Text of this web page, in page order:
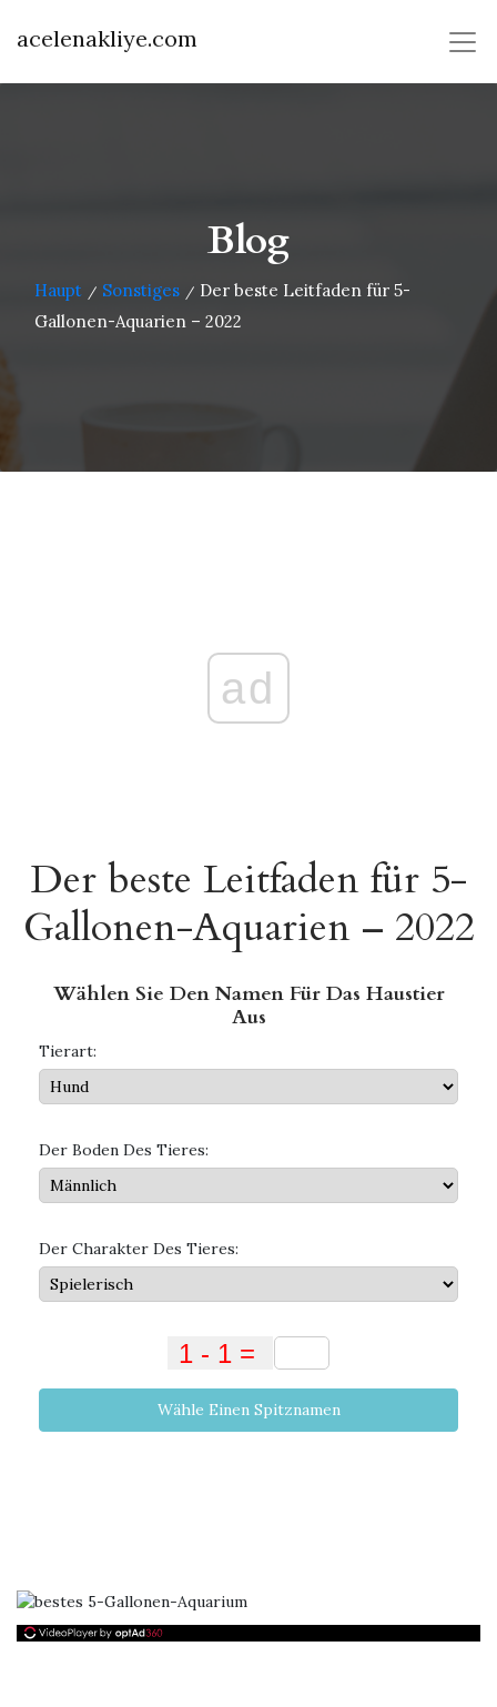
acelenakliye.com
Blog
Haupt / Sonstiges / Der beste Leitfaden für 5-
Gallonen-Aquarien – 2022
ad
Der beste Leitfaden für 5-
Gallonen-Aquarien – 2022
Wählen Sie Den Namen Für Das Haustier
Aus
Tierart:
Der Boden Des Tieres:
Der Charakter Des Tieres:
Wähle Einen Spitznamen